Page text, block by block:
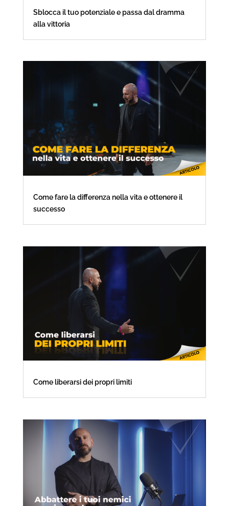
Sblocca il tuo potenziale e passa dal dramma
alla vittoria
Come fare la differenza nella vita e ottenere il
successo
Come liberarsi dei propri limiti